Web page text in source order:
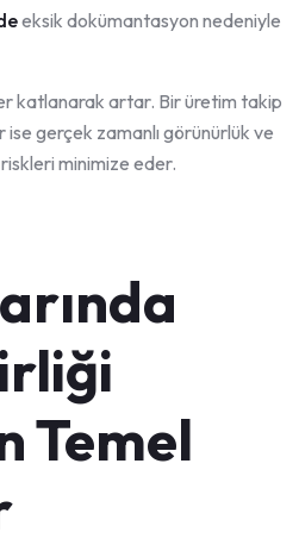
eksik dokümantasyon nedeniyle
katlanarak artar. Bir üretim takip
gerçek zamanlı görünürlük ve
minimize eder.
Temel